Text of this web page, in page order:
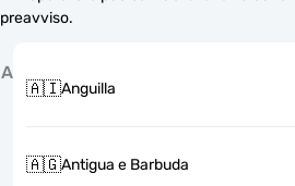
preavviso.
A
🇦🇮Anguilla
🇦🇬Antigua e Barbuda